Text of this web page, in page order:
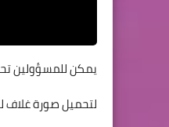
يمكن للمسؤولين
لتحميل صورة غلاف